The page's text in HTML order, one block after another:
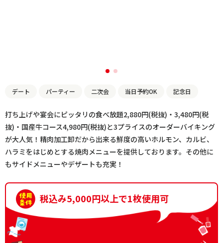
デート パーティー 二次会 当日予約OK 記念日
打ち上げや宴会にピッタリの食べ放題2,880円(税抜)・3,480円(税
抜)・国産牛コース4,980円(税抜)と3プライスのオーダーバイキング
が大人気！精肉加工卸だから出来る鮮度の高いホルモン、カルビ、
ハラミをはじめとする焼肉メニューを提供しております。その他に
もサイドメニューやデザートも充実！
税込み5,000円以上で1枚使用可